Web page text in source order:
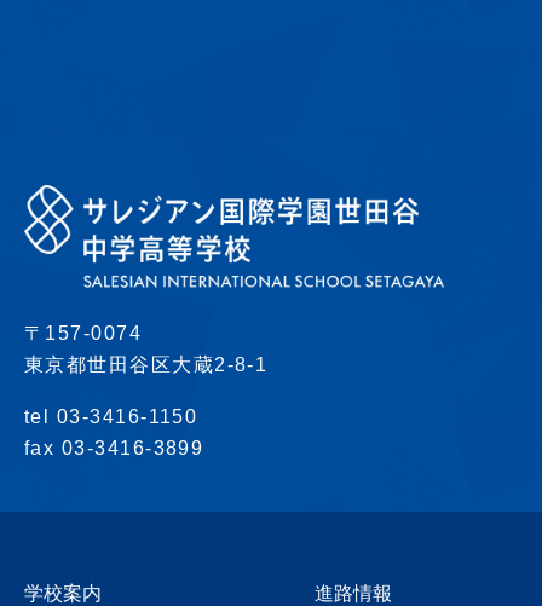
〒157-0074
東京都世田谷区大蔵2-8-1
tel 03-3416-1150
fax 03-3416-3899
学校案内 進路情報